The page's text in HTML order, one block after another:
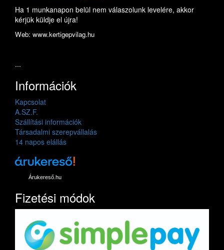
Ha 1 munkanapon belül nem válaszolunk levelére, akkor
kérjük küldje el újra!
Web: www.kertigepvilag.hu
...
Információk
Kapcsolat
A.SZ.F.
Szállítási információk
Társadalmi szerepvállalás
14 napos elállás
Árukereső.hu
Fizetési módok